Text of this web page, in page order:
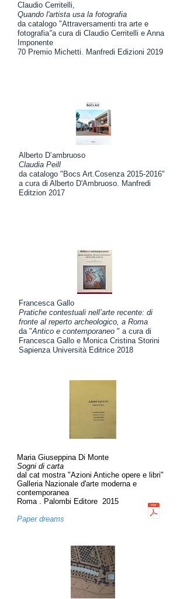
Claudio Cerritelli,
Quando l'artista usa la fotografia
da catalogo "Attraversamenti tra arte e
fotografia"a cura di Claudio Cerritelli e Anna
Imponente
70 Premio Michetti. Manfredi Edizioni 2019
Alberto D’ambruoso
Claudia Peill
da catalogo "Bocs Art.Cosenza 2015-2016"
a cura di Alberto D'Ambruoso. Manfredi
Editzion 2017
Francesca Gallo
Pratiche contestuali nell’arte recente: di
fronte al reperto archeologico, a Roma
da "Antico e contemporaneo " a cura di
Francesca Gallo e Monica Cristina Storini
Sapienza Università Editrice 2018
Maria Giuseppina Di Monte
Sogni di carta
dal cat mostra "Azioni Antiche opere e libri"
Galleria Nazionale d'arte moderna e
contemporanea
Roma . Palombi Editore 2015
Paper dreams